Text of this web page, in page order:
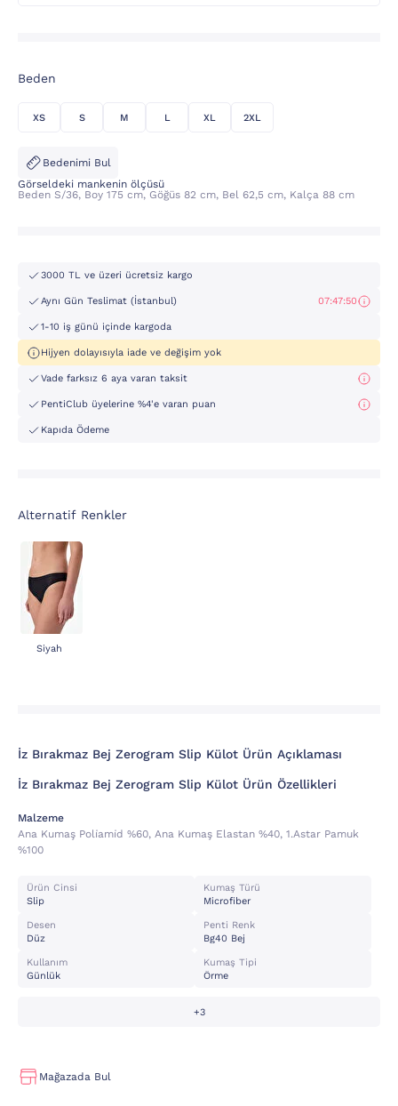
Beden
XS S M L XL 2XL
Bedenimi Bul
Görseldeki mankenin ölçüsü
Beden S/36, Boy 175 cm, Göğüs 82 cm, Bel 62,5 cm, Kalça 88 cm
3000 TL ve üzeri ücretsiz kargo
Aynı Gün Teslimat (İstanbul) 07:47:50
1-10 iş günü içinde kargoda
Hijyen dolayısıyla iade ve değişim yok
Vade farksız 6 aya varan taksit
PentiClub üyelerine %4'e varan puan
Kapıda Ödeme
Alternatif Renkler
Siyah
İz Bırakmaz Bej Zerogram Slip Külot Ürün Açıklaması
İz Bırakmaz Bej Zerogram Slip Külot Ürün Özellikleri
Malzeme
Ana Kumaş Poli̇ami̇d %60, Ana Kumaş Elastan %40, 1.astar Pamuk
%100
Ürün Cinsi
Slip
Kumaş Türü
Microfiber
Desen
Düz
Penti Renk
Bg40 Bej
Kullanım
Günlük
Kumaş Tipi
Örme
+3
Mağazada Bul